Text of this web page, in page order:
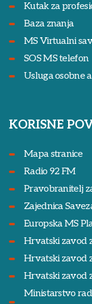
Kutak za
Baza znanja
MS Virtualni
SOS MS telefon
Usluga osobne
KORISNE
Mapa stranice
Radio 92 FM
Pravobranitelj
Zajednica
Europska MS
Hrvatski zavod
Hrvatski zavod
Hrvatski zavod
Ministarstvo